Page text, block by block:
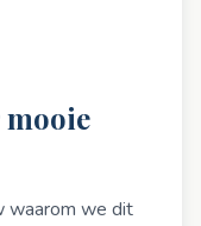
mooie
waarom we dit